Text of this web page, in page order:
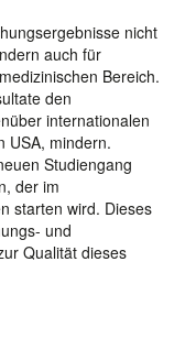
nicht
auch für
Bereich.
den
internationalen
USA, mindern.
Studiengang
der im
starten wird. Dieses
und
Qualität dieses